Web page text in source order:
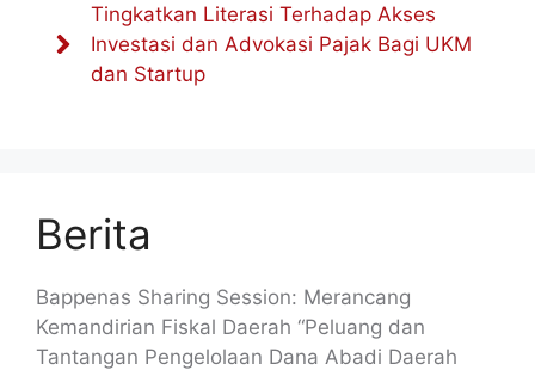
Tingkatkan Literasi Terhadap Akses
Investasi dan Advokasi Pajak Bagi UKM
dan Startup
Berita
Bappenas Sharing Session: Merancang
Kemandirian Fiskal Daerah “Peluang dan
Tantangan Pengelolaan Dana Abadi Daerah